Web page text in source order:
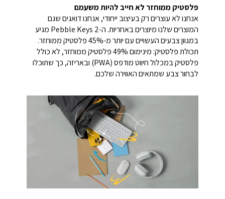
פלסטיק ממוחזר לא חייב להיות משעמם
אנחנו לא עוצרים רק בעיצוב ייחודי, אנחנו דואגים שגם
המוצרים שלנו מיוצרים באחריות. ה-Pebble Keys 2 מגיע
במגוון צבעים העשויים עם יותר מ-45% פלסטיק ממוחזר.
תכולת פלסטיק: מינימום 49% פלסטיק ממוחזר, לא כולל
פלסטיק במכלול חיווט מודפס (PWA) ובאריזה, כך שתוכלו
לבחור צבע שמתאים האווירה שלכם.